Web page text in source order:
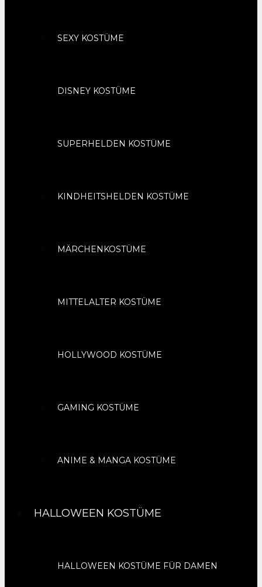
SEXY KOSTÜME
DISNEY KOSTÜME
SUPERHELDEN KOSTÜME
KINDHEITSHELDEN KOSTÜME
MÄRCHENKOSTÜME
MITTELALTER KOSTÜME
HOLLYWOOD KOSTÜME
GAMING KOSTÜME
ANIME & MANGA KOSTÜME
HALLOWEEN KOSTÜME
HALLOWEEN KOSTÜME FÜR DAMEN